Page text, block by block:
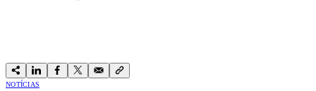
NOTÍCIAS